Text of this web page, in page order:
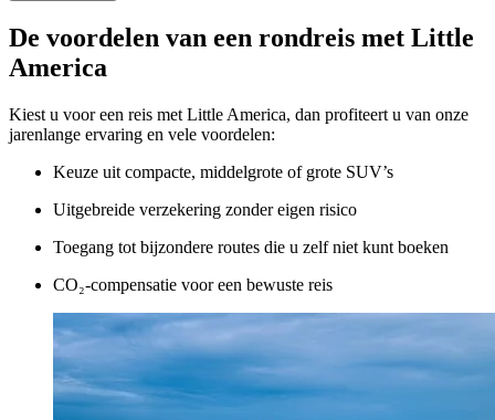
Voor grotere gezinnen of groepen is de grote SUV de beste keuze.
U reist comfortabel en heeft volop ruimte voor bagage. Ideaal als u
extra spullen meeneemt of gewoon meer bewegingsvrijheid wilt
De voordelen van een rondreis met Little
America
Kiest u voor een reis met Little America, dan profiteert u van onze
jarenlange ervaring en vele voordelen:
Keuze uit compacte, middelgrote of grote SUV’s
Uitgebreide verzekering zonder eigen risico
Toegang tot bijzondere routes die u zelf niet kunt boeken
CO₂-compensatie voor een bewuste reis